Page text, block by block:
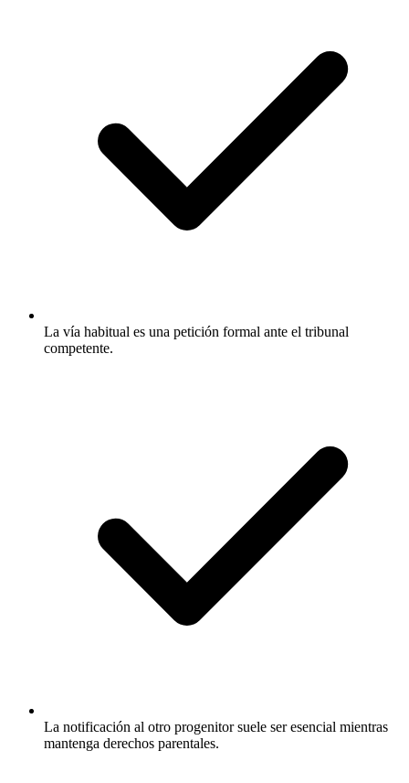
La vía habitual es una petición formal ante el tribunal
competente.
La notificación al otro progenitor suele ser esencial mientras
mantenga derechos parentales.